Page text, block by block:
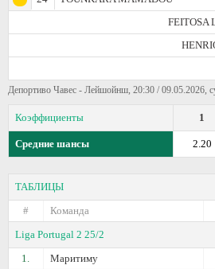
FEITOSA
Депортиво Чавес - Лейшойнш, 20:30 / 09.05.2026,
Коэффициенты 1
Средние шансы 2.20
ТАБЛИЦЫ
#
Команда
Liga Portugal 2 25/2
1.
Маритиму